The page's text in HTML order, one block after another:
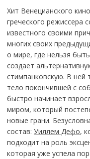
Хит Венецианского
греческого режиссера
известного своими
многих своих
о мире, где нельзя
создает
стимпанковскую. В ней
тело покончившей с
быстро начинает
миром, который
новые грани.
состав: Уиллем Дефо,
подходит на роль
которая уже успела